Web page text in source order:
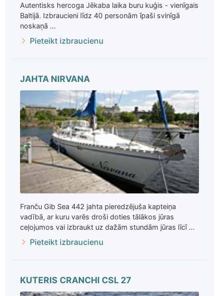
Autentisks hercoga Jēkaba laika buru kuģis - vienīgais
Baltijā. Izbraucieni līdz 40 personām īpaši svinīgā
noskaņā ...
Pieteikt izbraucienu
JAHTA NIRVANA
Franču Gib Sea 442 jahta pieredzējuša kapteiņa
vadībā, ar kuru varēs droši doties tālākos jūras
ceļojumos vai izbraukt uz dažām stundām jūras līcī ...
Pieteikt izbraucienu
KUTERIS CRANCHI CSL 27